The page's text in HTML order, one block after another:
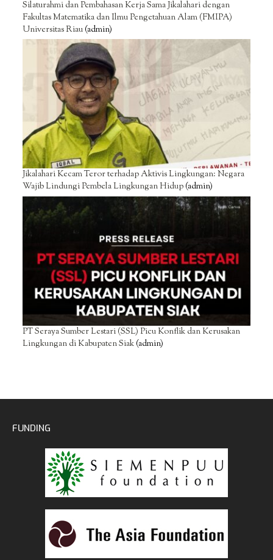
Silaturahmi dan Pembahasan Kerja Sama Jikalahari dengan
Fakultas Matematika dan Ilmu Pengetahuan Alam (FMIPA)
Universitas Riau(admin)
Jikalahari Kecam Teror terhadap Aktivis Lingkungan: Negara
Wajib Lindungi Pembela Lingkungan Hidup(admin)
PT Seraya Sumber Lestari (SSL) Picu Konflik dan Kerusakan
Lingkungan di Kabupaten Siak(admin)
FUNDING